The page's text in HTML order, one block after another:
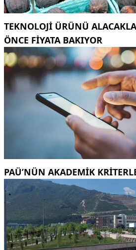
TEKNOLOJI ÜRÜNÜ
ÖNCE FIYATA BAKIYOR
PAÜ’NÜN AKADEMIK